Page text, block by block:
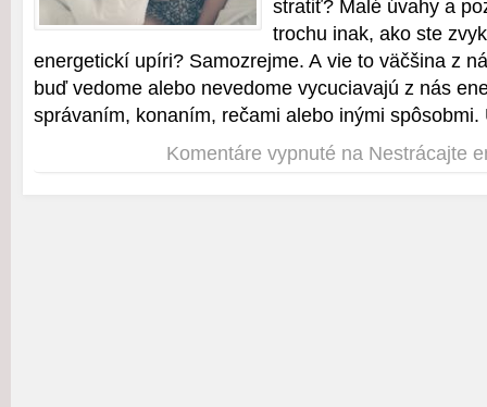
stratiť? Malé úvahy a
trochu inak, ako ste
energetickí upíri? Samozrejme. A vie to väčšina z
buď vedome alebo nevedome vycuciavajú z nás
správaním, konaním, rečami alebo inými
Komentáre vypnuté na Nestrácajte